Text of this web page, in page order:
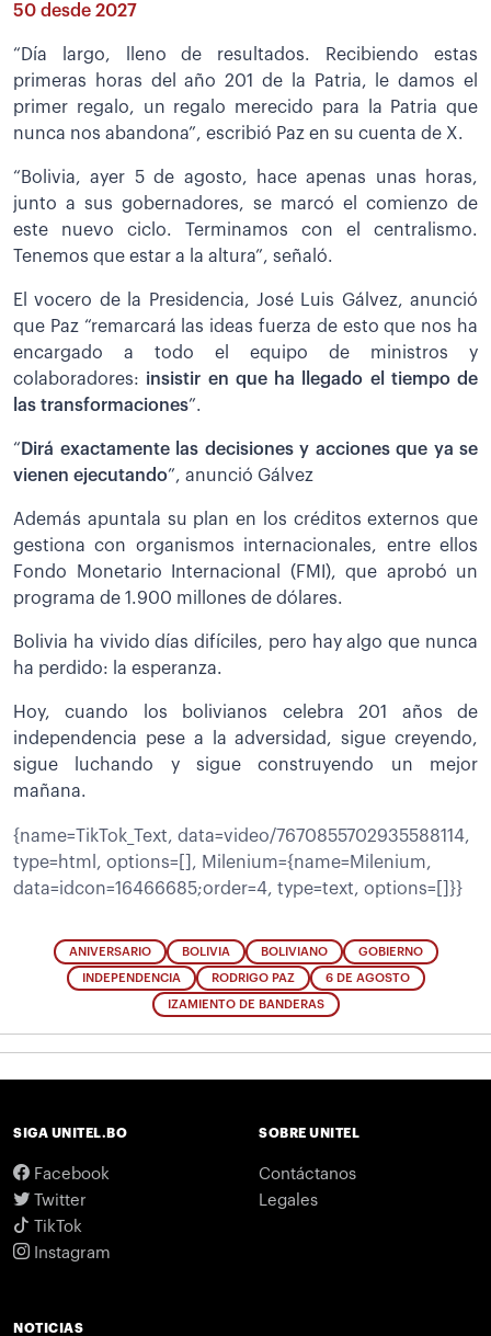
50 desde 2027
“Día largo, lleno de resultados. Recibiendo estas
primeras horas del año 201 de la Patria, le damos el
primer regalo, un regalo merecido para la Patria que
nunca nos abandona”, escribió Paz en su cuenta de X.
“Bolivia, ayer 5 de agosto, hace apenas unas horas,
junto a sus gobernadores, se marcó el comienzo de
este nuevo ciclo. Terminamos con el centralismo.
Tenemos que estar a la altura”, señaló.
El vocero de la Presidencia, José Luis Gálvez, anunció
que Paz “remarcará las ideas fuerza de esto que nos ha
encargado a todo el equipo de ministros y
colaboradores: insistir en que ha llegado el tiempo de
las transformaciones”.
“ Dirá exactamente las decisiones y acciones que ya se
vienen ejecutando”, anunció Gálvez
Además apuntala su plan en los créditos externos que
gestiona con organismos internacionales, entre ellos
Fondo Monetario Internacional (FMI), que aprobó un
programa de 1.900 millones de dólares.
Bolivia ha vivido días difíciles, pero hay algo que nunca
ha perdido: la esperanza.
Hoy, cuando los bolivianos celebra 201 años de
independencia pese a la adversidad, sigue creyendo,
sigue luchando y sigue construyendo un mejor
mañana.
{name=TikTok_Text, data=video/7670855702935588114,
type=html, options=[], Milenium={name=Milenium,
data=idcon=16466685;order=4, type=text, options=[]}}
ANIVERSARIO BOLIVIA BOLIVIANO GOBIERNO
INDEPENDENCIA RODRIGO PAZ 6 DE AGOSTO
IZAMIENTO DE BANDERAS
SIGA UNITEL.BO
Facebook
Twitter
TikTok
Instagram
SOBRE UNITEL
Contáctanos
Legales
NOTICIAS